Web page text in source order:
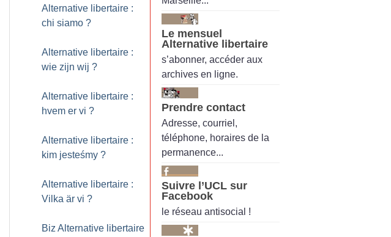
Alternative libertaire :
chi siamo ?
Alternative libertaire :
wie zijn wij ?
Alternative libertaire :
hvem er vi ?
Alternative libertaire :
kim jesteśmy ?
Alternative libertaire :
Vilka är vi ?
Biz Alternative libertaire
Le mensuel
Alternative libertaire
s’abonner, accéder aux
archives en ligne.
Prendre contact
Adresse, courriel,
téléphone, horaires de la
permanence...
Suivre l’UCL sur
Facebook
le réseau antisocial !